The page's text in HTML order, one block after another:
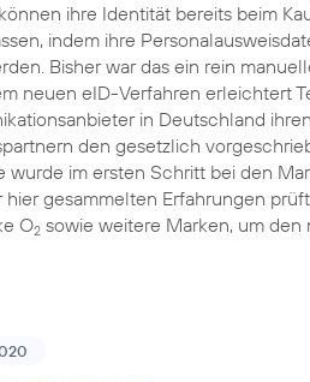
ihre Identität bereits beim
indem ihre
Bisher war das ein rein
neuen eID-Verfahren erleichtert
in Deutschland
den gesetzlich
wurde im ersten Schritt bei den
hier gesammelten Erfahrungen
O2 sowie weitere Marken, um